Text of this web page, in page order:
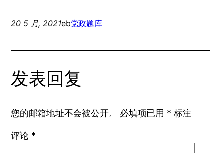
20 5 月, 2021eb党政题库
发表回复
您的邮箱地址不会被公开。 必填项已用 * 标注
评论 *